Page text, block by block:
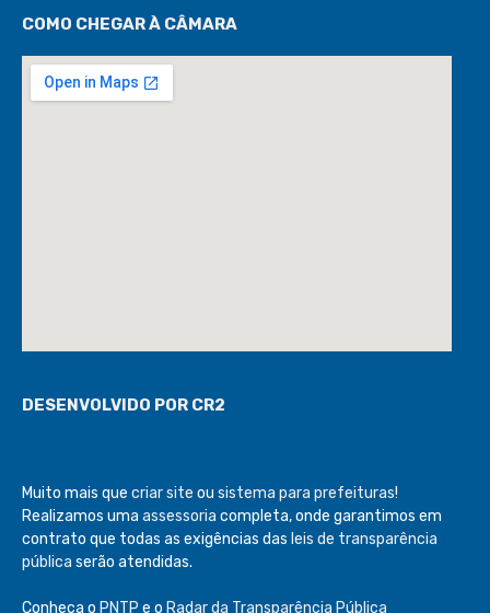
COMO CHEGAR À CÂMARA
DESENVOLVIDO POR CR2
Muito mais que criar site ou sistema para prefeituras!
Realizamos uma assessoria completa, onde garantimos em
contrato que todas as exigências das leis de transparência
pública serão atendidas.
Conheça o PNTP e o Radar da Transparência Pública